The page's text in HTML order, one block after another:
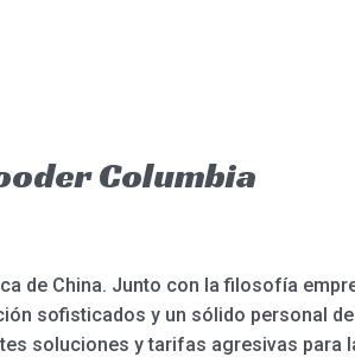
Columbia
de China. Junto con la filosofía
sofisticados y un sólido personal
soluciones y tarifas agresivas para